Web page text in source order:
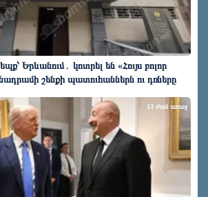
Երևանում․ կոտրել են «Հույս բոլոր
շենքի պատուհաններն ու դռները
13 ժամ առաջ